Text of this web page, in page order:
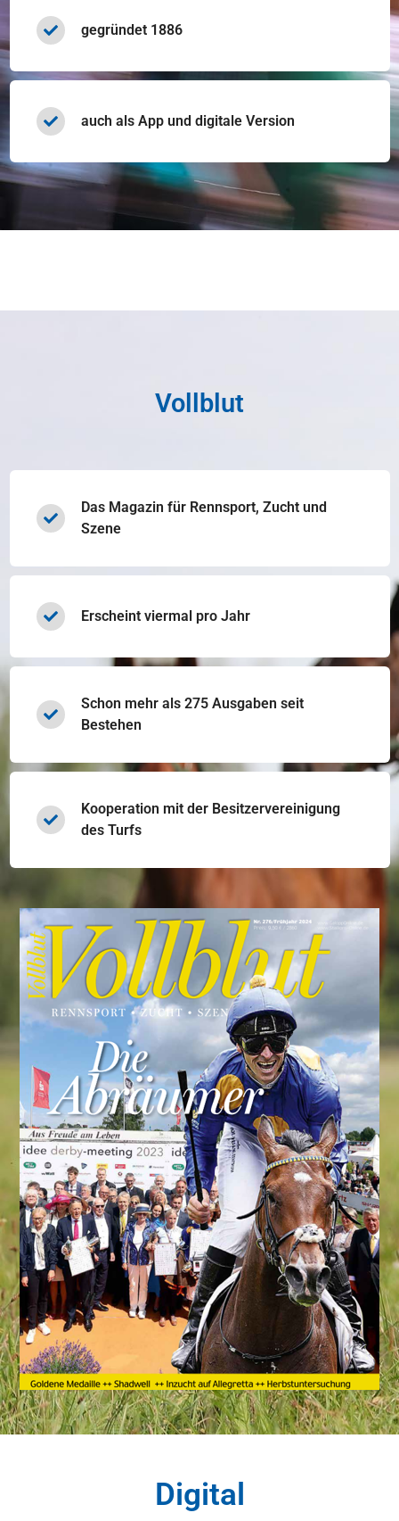
gegründet 1886
auch als App und digitale Version
Vollblut
Das Magazin für Rennsport, Zucht und
Szene
Erscheint viermal pro Jahr
Schon mehr als 275 Ausgaben seit
Bestehen
Kooperation mit der Besitzervereinigung
des Turfs
Digital